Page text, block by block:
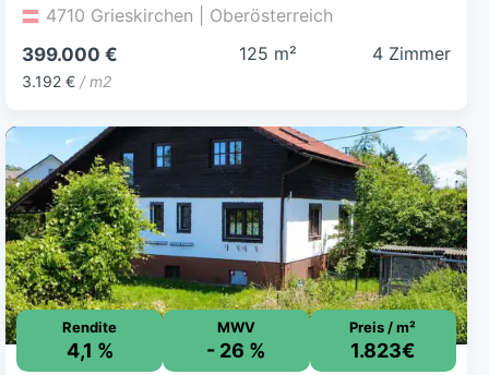
4710 Grieskirchen | Oberösterreich
399.000 €
3.192 € / m2
125 m² 4 Zimmer
Rendite
4,1 %
MWV
- 26 %
Preis / m²
1.823€